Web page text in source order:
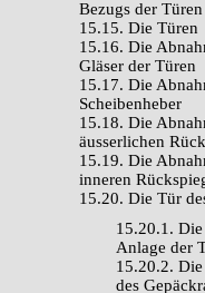
Bezugs der Türen
15.15. Die Türen
15.16. Die
Gläser der Türen
15.17. Die
Scheibenheber
15.18. Die
äusserlichen
15.19. Die
inneren
15.20. Die Tür
15.20.1.
Anlage der
15.20.2.
des